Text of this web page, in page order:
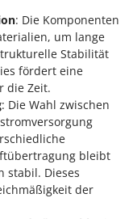
: Die Komponenten
um lange
Stabilität
fördert eine
die Zeit.
: Die Wahl zwischen
bleibt
stabil. Dieses
der